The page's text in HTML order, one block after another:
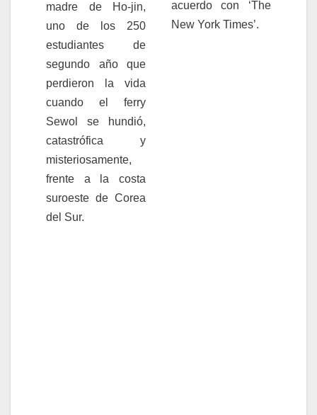
madre de Ho-jin,
uno de los 250
estudiantes de
segundo año que
perdieron la vida
cuando el ferry
Sewol se hundió,
catastrófica y
misteriosamente,
frente a la costa
suroeste de Corea
del Sur.
acuerdo con ‘The
New York Times’.